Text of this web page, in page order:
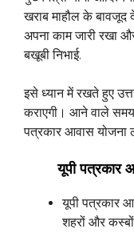
खराब माहौल के बावजूद
अपना काम जारी रखा
बखूबी निभाई.
इसे ध्यान में रखते हुए
कराएगी। आने वाले
पत्रकार आवास योजना
यूपी पत्रकार
यूपी पत्रकार
शहरों और कस्बों